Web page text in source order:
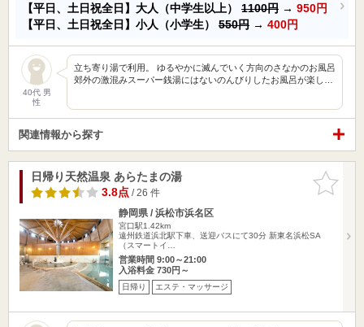
【平日、土日祝全日】大人（中学生以上） 1100円 → 950円
【平日、土日祝全日】小人（小学生） 550円 → 400円
40代 男
性
立ち寄り湯で利用。 ゆるやかに滅んでいく方向のさなかのお風呂
郊外の激混みスーパー銭湯にはないのんびりしたお風呂が楽し…
関連情報から探す
お気に入
りに追加
日帰り天然温泉 あらたまの湯
3.8点/ 26 件
静岡県 / 浜松市浜名区
宮口駅1.42km
遠州鉄道浜北駅下車、送迎バスにて30分 新東名浜松SA
（スマートイ…
営業時間 9:00～21:00
入浴料金 730円～
日帰り エステ・マッサージ